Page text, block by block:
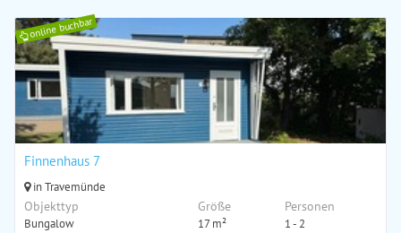
online buchbar
Finnenhaus 7
in Travemünde
Objekttyp
Bungalow
Größe
17 m²
Personen
1 - 2